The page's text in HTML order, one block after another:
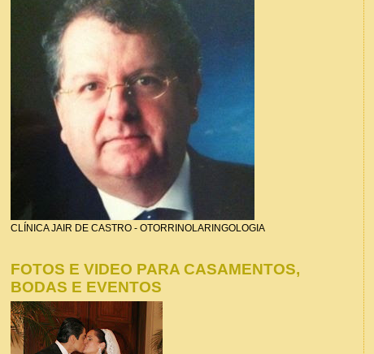
CLÍNICA JAIR DE CASTRO - OTORRINOLARINGOLOGIA
FOTOS E VIDEO PARA CASAMENTOS,
BODAS E EVENTOS